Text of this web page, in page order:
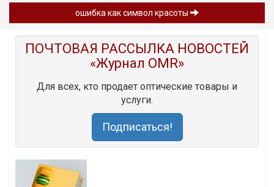
ошибка как символ красоты
ПОЧТОВАЯ РАССЫЛКА НОВОСТЕЙ
«Журнал OMR»
Для всех, кто продает оптические товары и
услуги.
Подписаться!